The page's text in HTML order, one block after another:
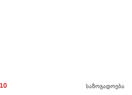
საზოგადოება